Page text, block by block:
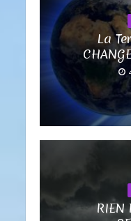
La
RIEN